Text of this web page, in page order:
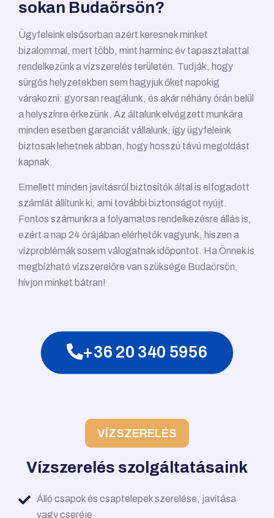
sokan Budaörsön?
Ügyfeleink elsősorban azért keresnek minket
bizalommal, mert több, mint harminc év tapasztalattal
rendelkezünk a vízszerelés területén. Tudják, hogy
sürgős helyzetekben sem hagyjuk őket napokig
várakozni: gyorsan reagálunk, és akár néhány órán belül
a helyszínre érkezünk. Az általunk elvégzett munkára
minden esetben garanciát vállalunk, így ügyfeleink
biztosak lehetnek abban, hogy hosszú távú megoldást
kapnak.
Emellett minden javításról biztosítók által is elfogadott
számlát állítunk ki, ami további biztonságot nyújt.
Fontos számunkra a folyamatos rendelkezésre állás is,
ezért a nap 24 órájában elérhetők vagyunk, hiszen a
vízproblémák sosem válogatnak időpontot. Ha Önnek is
megbízható vízszerelőre van szüksége Budaörsön,
hívjon minket bátran!
+36 20 340 5956
VÍZSZERELÉS
Vízszerelés szolgáltatásaink
Álló csapok és csaptelepek szerelése, javítása
vagy cseréje